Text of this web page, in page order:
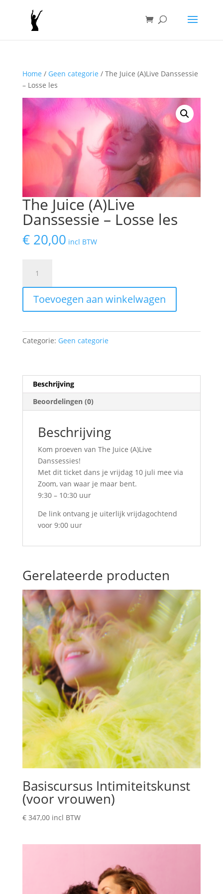
Home / Geen categorie / The Juice (A)Live Danssessie
– Losse les
The Juice (A)Live
Danssessie – Losse les
€20,00 incl BTW
Juice
(A)Live
Danssessie
-
les
aantal
Toevoegen aan winkelwagen
Categorie: Geen categorie
Beschrijving
Beoordelingen (0)
Beschrijving
Kom proeven van The Juice (A)Live
Danssessies!
Met dit ticket dans je vrijdag 10 juli mee via
Zoom, van waar je maar bent.
9:30 – 10:30 uur
De link ontvang je uiterlijk vrijdagochtend
voor 9:00 uur
Gerelateerde producten
Basiscursus Intimiteitskunst
(voor vrouwen)
€347,00 incl BTW